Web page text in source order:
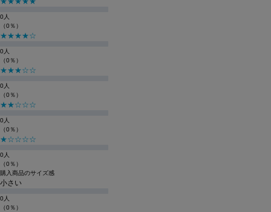
0人
（0％）
★★★★☆
0人
（0％）
★★★☆☆
0人
（0％）
★★☆☆☆
0人
（0％）
★☆☆☆☆
0人
（0％）
購入商品のサイズ感
小さい
0人
（0％）